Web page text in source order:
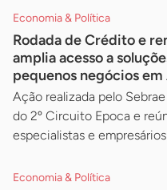
Economia & Política
Rodada de Crédito e
amplia acesso a
pequenos negócios
Ação realizada pelo
do 2º Circuito Epoca e
especialistas e empresários
Economia & Política